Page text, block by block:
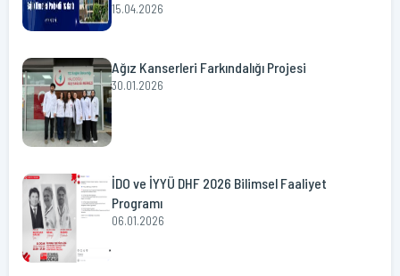
15.04.2026
Ağız Kanserleri Farkındalığı Projesi
30.01.2026
İDO ve İYYÜ DHF 2026 Bilimsel Faaliyet
Programı
06.01.2026